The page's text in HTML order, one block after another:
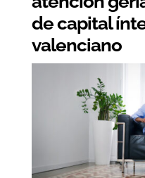
de capital
valenciano